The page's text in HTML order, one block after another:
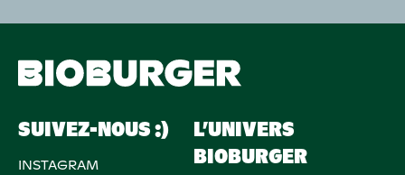
SUIVEZ-NOUS :)
INSTAGRAM
L’UNIVERS
BIOBURGER